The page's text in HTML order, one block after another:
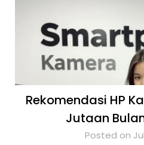
Rekomendasi HP
Jutaan
Posted on